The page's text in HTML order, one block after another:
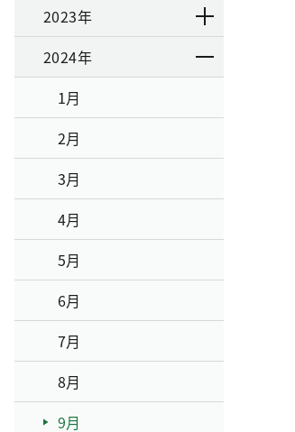
2023年
2024年
1月
2月
3月
4月
5月
6月
7月
8月
9月